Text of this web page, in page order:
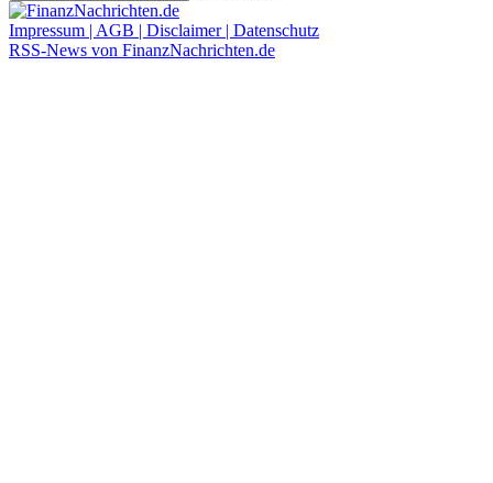
Impressum | AGB | Disclaimer | Datenschutz
RSS-News von FinanzNachrichten.de